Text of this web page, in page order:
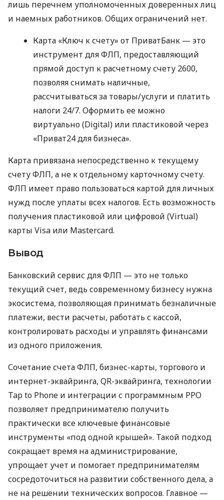
лишь перечнем уполномоченных доверенных лиц
и наемных работников. Общих ограничений нет.
Карта «Ключ к счету» от ПриватБанк — это
инструмент для ФЛП, предоставляющий
прямой доступ к расчетному счету 2600,
позволяя снимать наличные,
рассчитываться за товары/услуги и платить
налоги 24/7. Оформить ее можно
виртуально (Digital) или пластиковой через
«Приват24 для бизнеса».
Карта привязана непосредственно к текущему
счету ФЛП, а не к отдельному карточному счету.
ФЛП имеет право пользоваться картой для личных
нужд после уплаты всех налогов. Есть возможность
получения пластиковой или цифровой (Virtual)
карты Visa или Mastercard.
Вывод
Банковский сервис для ФЛП — это не только
текущий счет, ведь современному бизнесу нужна
экосистема, позволяющая принимать безналичные
платежи, вести расчеты, работать с кассой,
контролировать расходы и управлять финансами
из одного приложения.
Сочетание счета ФЛП, бизнес-карты, торгового и
интернет-эквайринга, QR-эквайринга, технологии
Tap to Phone и интеграции с программным РРО
позволяет предпринимателю получить
практически все ключевые финансовые
инструменты «под одной крышей». Такой подход
сокращает время на администрирование,
упрощает учет и помогает предпринимателям
сосредоточиться на развитии собственного дела, а
не на решении технических вопросов. Главное —